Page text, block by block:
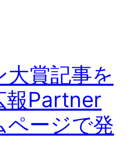
大賞記事を
報Partner
ページで発